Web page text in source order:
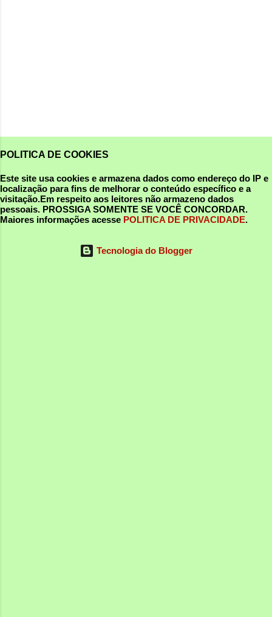
POLITICA DE COOKIES
Este site usa cookies e armazena dados como endereço do IP e
localização para fins de melhorar o conteúdo específico e a
visitação.Em respeito aos leitores não armazeno dados
pessoais. PROSSIGA SOMENTE SE VOCÊ CONCORDAR.
Maiores informações acesse POLITICA DE PRIVACIDADE.
Tecnologia do Blogger